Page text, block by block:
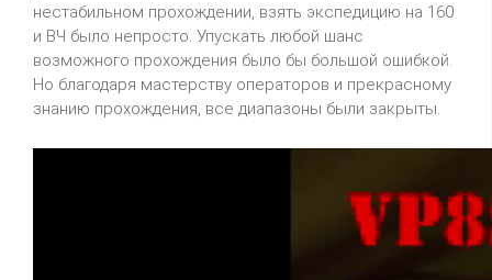
нестабильном прохождении, взять экспедицию на 160
и ВЧ было непросто. Упускать любой шанс
возможного прохождения было бы большой ошибкой.
Но благодаря мастерству операторов и прекрасному
знанию прохождения, все диапазоны были закрыты.